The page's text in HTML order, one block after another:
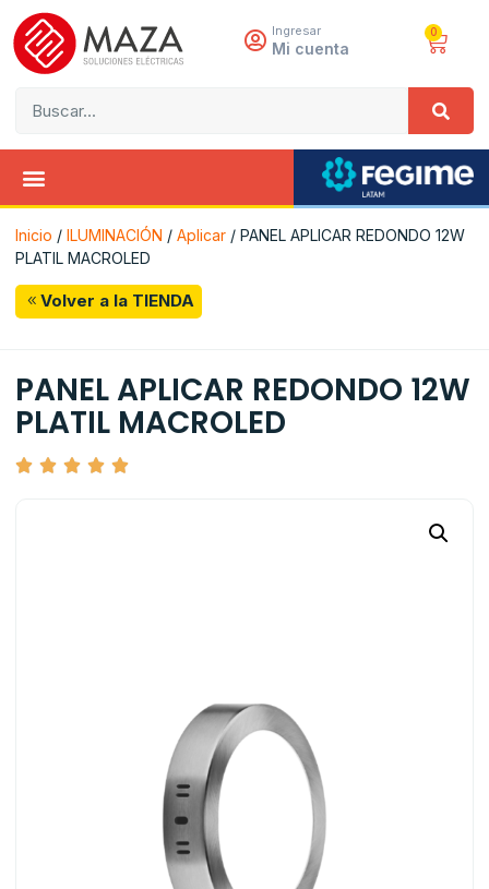
Ingresar
Mi cuenta
0
Inicio / ILUMINACIÓN / Aplicar / PANEL APLICAR REDONDO 12W
PLATIL MACROLED
Volver a la TIENDA
PANEL APLICAR REDONDO 12W
PLATIL MACROLED